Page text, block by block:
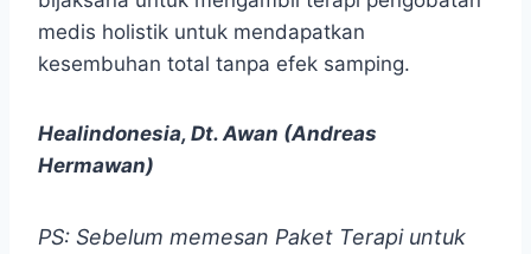
medis holistik untuk mendapatkan
kesembuhan total tanpa efek samping.
Healindonesia, Dt. Awan (Andreas
Hermawan)
PS: Sebelum memesan Paket Terapi untuk